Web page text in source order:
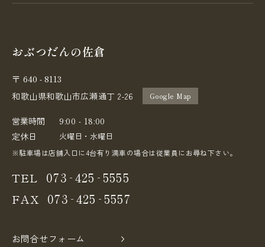
おぶつだんの佐倉
〒 640 - 8113
和歌山県和歌山市広瀬通丁 2-26 Google Map
営業時間
9:00 - 18:00
定休日
火曜日・水曜日
※駐車場は店舗入口に4台有り満車の場合は従業員にお尋ね下さい。
TEL 073 -425 - 5555
FAX 073 -425 - 5557
お問合せフォーム